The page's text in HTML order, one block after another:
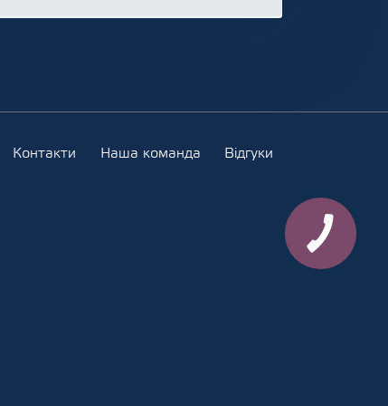
Контакти Наша команда Відгуки